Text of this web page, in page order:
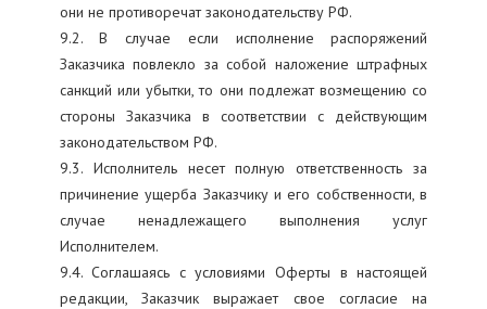
они не противоречат законодательству РФ.
9.2. В случае если исполнение распоряжений
Заказчика повлекло за собой наложение штрафных
санкций или убытки, то они подлежат возмещению со
стороны Заказчика в соответствии с действующим
законодательством РФ.
9.3. Исполнитель несет полную ответственность за
причинение ущерба Заказчику и его собственности, в
случае ненадлежащего выполнения услуг
Исполнителем.
9.4. Соглашаясь с условиями Оферты в настоящей
редакции, Заказчик выражает свое согласие на